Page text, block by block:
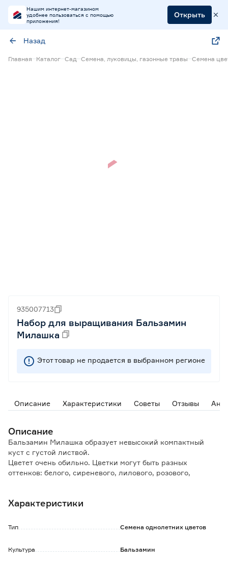
Нашим интернет-магазином
удобнее пользоваться с помощью
приложения!
Открыть
Назад
Главная Каталог Сад Семена, луковицы, газонные травы Семена
935007713
Набор для выращивания Бальзамин
Милашка
Этот товар не продается в выбранном регионе
Описание Характеристики Советы Отзывы
Описание
Бальзамин Милашка образует невысокий компактный
куст с густой листвой.
Цветет очень обильно. Цветки могут быть разных
оттенков: белого, сиреневого, лилового, розового,
Готовый набор в подарочной упаковке. Содержит все
условиях.
и уходу.
Характеристики
Тип Семена однолетних цветов
Культура Бальзамин